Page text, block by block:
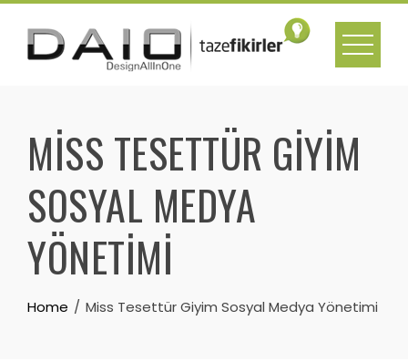
Skip
content
MISS TESETTÜR GIYIM
SOSYAL MEDYA
YÖNETIMI
Home Miss Tesettür Giyim Sosyal Medya Yönetimi